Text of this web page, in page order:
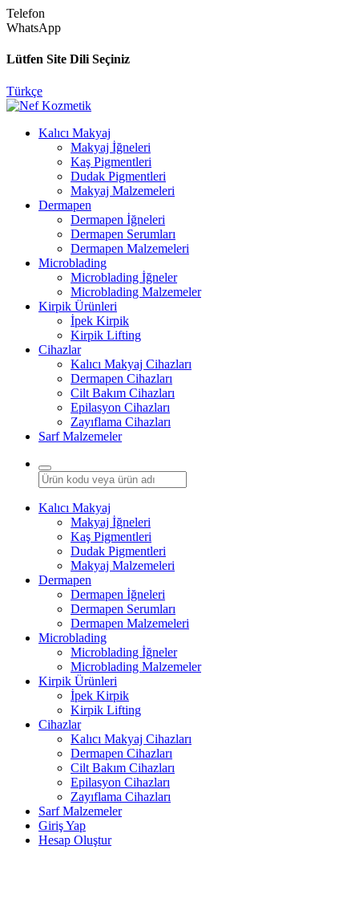
Telefon
WhatsApp
Lütfen Site Dili Seçiniz
Türkçe
Kalıcı Makyaj
Makyaj İğneleri
Kaş Pigmentleri
Dudak Pigmentleri
Makyaj Malzemeleri
Dermapen
Dermapen İğneleri
Dermapen Serumları
Dermapen Malzemeleri
Microblading
Microblading İğneler
Microblading Malzemeler
Kirpik Ürünleri
İpek Kirpik
Kirpik Lifting
Cihazlar
Kalıcı Makyaj Cihazları
Dermapen Cihazları
Cilt Bakım Cihazları
Epilasyon Cihazları
Zayıflama Cihazları
Sarf Malzemeler
Kalıcı Makyaj
Makyaj İğneleri
Kaş Pigmentleri
Dudak Pigmentleri
Makyaj Malzemeleri
Dermapen
Dermapen İğneleri
Dermapen Serumları
Dermapen Malzemeleri
Microblading
Microblading İğneler
Microblading Malzemeler
Kirpik Ürünleri
İpek Kirpik
Kirpik Lifting
Cihazlar
Kalıcı Makyaj Cihazları
Dermapen Cihazları
Cilt Bakım Cihazları
Epilasyon Cihazları
Zayıflama Cihazları
Sarf Malzemeler
Giriş Yap
Hesap Oluştur